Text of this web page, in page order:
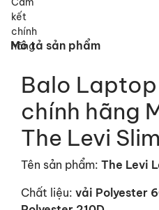
Mô tả sản phẩm
Balo Laptop
chính hãng
The Levi Slim
Tên sản phẩm: The Levi
Chất liệu: vải Polyester